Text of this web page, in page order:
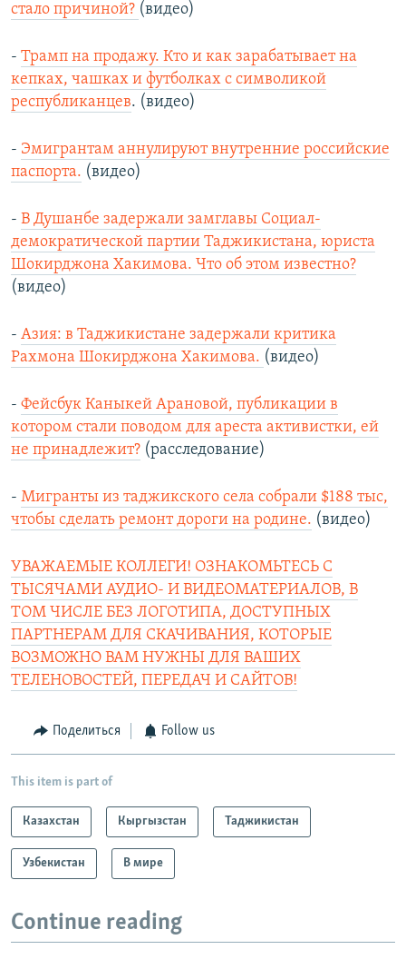
стало причиной? (видео)
- Трамп на продажу. Кто и как зарабатывает на
кепках, чашках и футболках с символикой
республиканцев. (видео)
- Эмигрантам аннулируют внутренние российские
паспорта. (видео)
- В Душанбе задержали замглавы Социал-
демократической партии Таджикистана, юриста
Шокирджона Хакимова. Что об этом известно?
(видео)
- Азия: в Таджикистане задержали критика
Рахмона Шокирджона Хакимова. (видео)
- Фейсбук Каныкей Арановой, публикации в
котором стали поводом для ареста активистки, ей
не принадлежит? (расследование)
- Мигранты из таджикского села собрали $188 тыс,
чтобы сделать ремонт дороги на родине. (видео)
УВАЖАЕМЫЕ КОЛЛЕГИ! ОЗНАКОМЬТЕСЬ С
ТЫСЯЧАМИ АУДИО- И ВИДЕОМАТЕРИАЛОВ, В
ТОМ ЧИСЛЕ БЕЗ ЛОГОТИПА, ДОСТУПНЫХ
ПАРТНЕРАМ ДЛЯ СКАЧИВАНИЯ, КОТОРЫЕ
ВОЗМОЖНО ВАМ НУЖНЫ ДЛЯ ВАШИХ
ТЕЛЕНОВОСТЕЙ, ПЕРЕДАЧ И САЙТОВ!
Поделиться Follow us
This item is part of
Казахстан Кыргызстан Таджикистан
Узбекистан В мире
Continue reading